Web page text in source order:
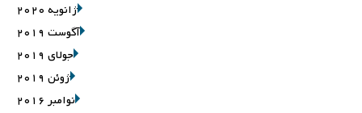
ژانویه 2020
آگوست 2019
جولای 2019
ژوئن 2019
نوامبر 2016